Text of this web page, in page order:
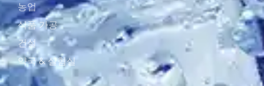
농업
식품 가공
건설
약국 & 실혐실